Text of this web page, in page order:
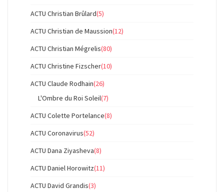
ACTU Christian Brûlard(5)
ACTU Christian de Maussion(12)
ACTU Christian Mégrelis(80)
ACTU Christine Fizscher(10)
ACTU Claude Rodhain(26)
L'Ombre du Roi Soleil(7)
ACTU Colette Portelance(8)
ACTU Coronavirus(52)
ACTU Dana Ziyasheva(8)
ACTU Daniel Horowitz(11)
ACTU David Grandis(3)